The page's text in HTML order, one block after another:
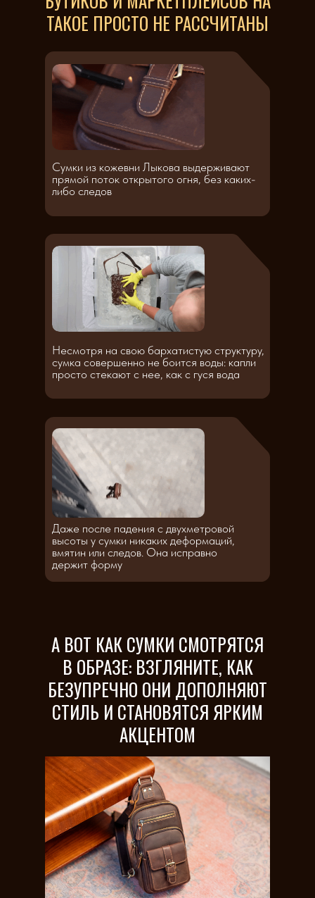
Несмотря на свою бархатистую структуру,
сумка совершенно не боится воды: капли
просто стекают с нее, как с гуся вода
Даже после падения с двухметровой
высоты у сумки никаких деформаций,
вмятин или следов. Она исправно
держит форму
Сумки из кожевни Лыкова выдерживают
прямой поток открытого огня, без каких-
либо следов
ТАКОЕ ПРОСТО НЕ РАССЧИТАНЫ
А ВОТ КАК СУМКИ СМОТРЯТСЯ
В ОБРАЗЕ: ВЗГЛЯНИТЕ, КАК
БЕЗУПРЕЧНО ОНИ ДОПОЛНЯЮТ
СТИЛЬ И СТАНОВЯТСЯ ЯРКИМ
АКЦЕНТОМ